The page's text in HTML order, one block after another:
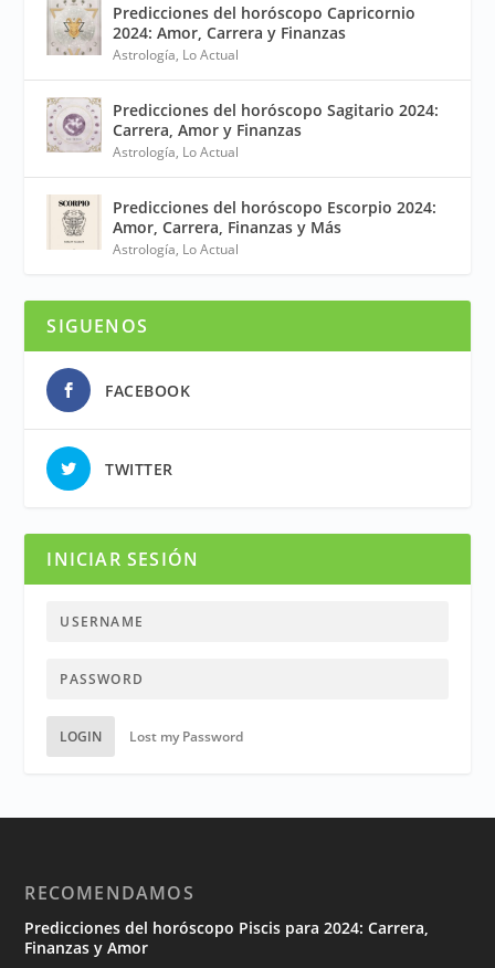
Predicciones del horóscopo Capricornio
2024: Amor, Carrera y Finanzas
Astrología, Lo Actual
Predicciones del horóscopo Sagitario 2024:
Carrera, Amor y Finanzas
Astrología, Lo Actual
Predicciones del horóscopo Escorpio 2024:
Amor, Carrera, Finanzas y Más
Astrología, Lo Actual
SIGUENOS
FACEBOOK
TWITTER
INICIAR SESIÓN
LOGIN Lost my Password
RECOMENDAMOS
Predicciones del horóscopo Piscis para 2024: Carrera,
Finanzas y Amor